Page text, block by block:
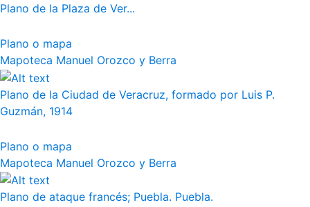
Plano de la Plaza de Ver...
Plano o mapa
Mapoteca Manuel Orozco y Berra
Plano de la Ciudad de Veracruz, formado por Luis P.
Guzmán, 1914
Plano o mapa
Mapoteca Manuel Orozco y Berra
Plano de ataque francés; Puebla. Puebla.